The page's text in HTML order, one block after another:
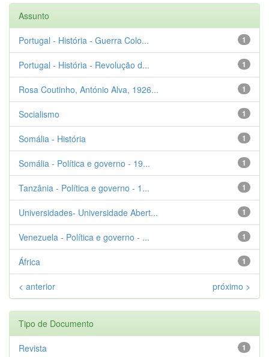
Assunto
1
Portugal - História - Guerra Colo...
1
Portugal - História - Revolução d...
1
Rosa Coutinho, António Alva, 1926...
1
Socialismo
1
Somália - História
1
Somália - Política e governo - 19...
1
Tanzânia - Política e governo - 1...
1
Universidades- Universidade Abert...
1
Venezuela - Política e governo - ...
1
África
< anterior próximo >
Tipo de Documento
1
Revista